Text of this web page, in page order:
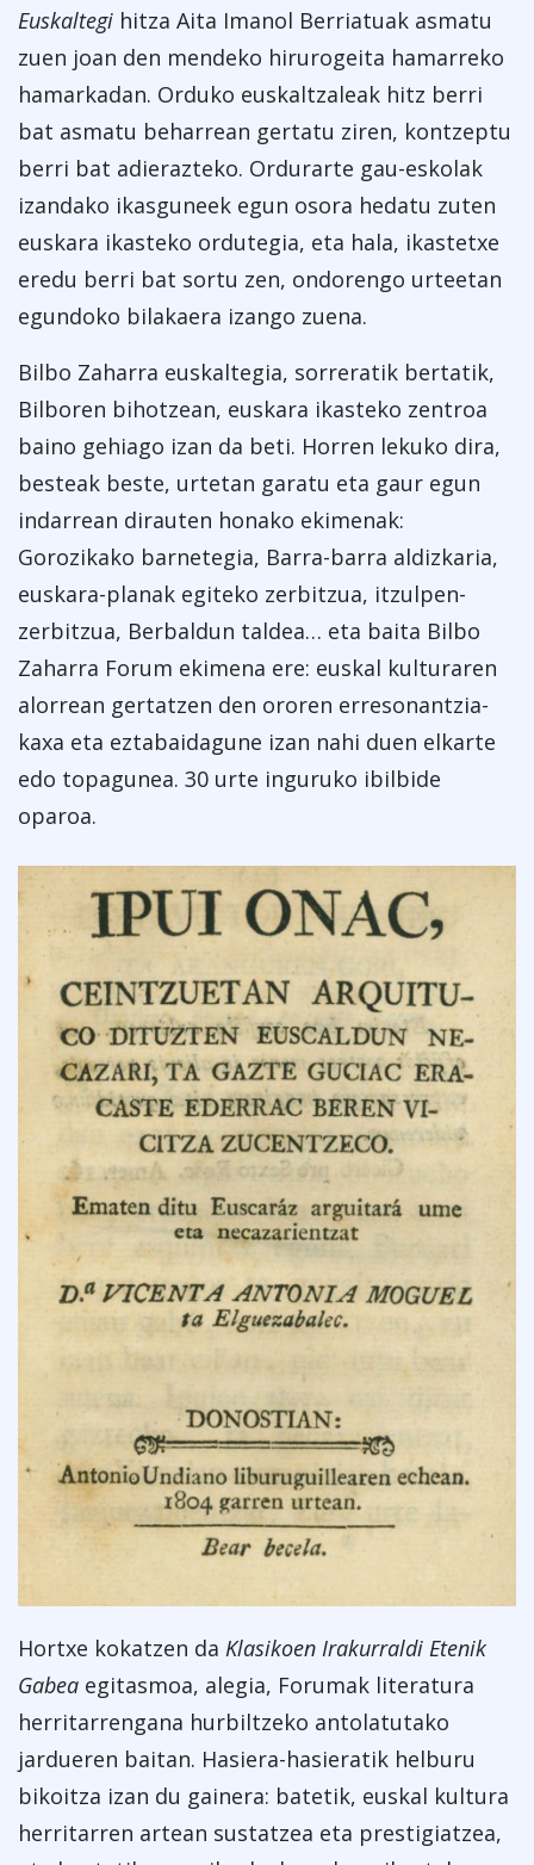
Euskaltegi hitza Aita Imanol Berriatuak asmatu
zuen joan den mendeko hirurogeita hamarreko
hamarkadan. Orduko euskaltzaleak hitz berri
bat asmatu beharrean gertatu ziren, kontzeptu
berri bat adierazteko. Ordurarte gau-eskolak
izandako ikasguneek egun osora hedatu zuten
euskara ikasteko ordutegia, eta hala, ikastetxe
eredu berri bat sortu zen, ondorengo urteetan
egundoko bilakaera izango zuena.
Bilbo Zaharra euskaltegia, sorreratik bertatik,
Bilboren bihotzean, euskara ikasteko zentroa
baino gehiago izan da beti. Horren lekuko dira,
besteak beste, urtetan garatu eta gaur egun
indarrean dirauten honako ekimenak:
Gorozikako barnetegia, Barra-barra aldizkaria,
euskara-planak egiteko zerbitzua, itzulpen-
zerbitzua, Berbaldun taldea… eta baita Bilbo
Zaharra Forum ekimena ere: euskal kulturaren
alorrean gertatzen den ororen erresonantzia-
kaxa eta eztabaidagune izan nahi duen elkarte
edo topagunea. 30 urte inguruko ibilbide
oparoa.
Hortxe kokatzen da Klasikoen Irakurraldi Etenik
Gabea egitasmoa, alegia, Forumak literatura
herritarrengana hurbiltzeko antolatutako
jardueren baitan. Hasiera-hasieratik helburu
bikoitza izan du gainera: batetik, euskal kultura
herritarren artean sustatzea eta prestigiatzea,